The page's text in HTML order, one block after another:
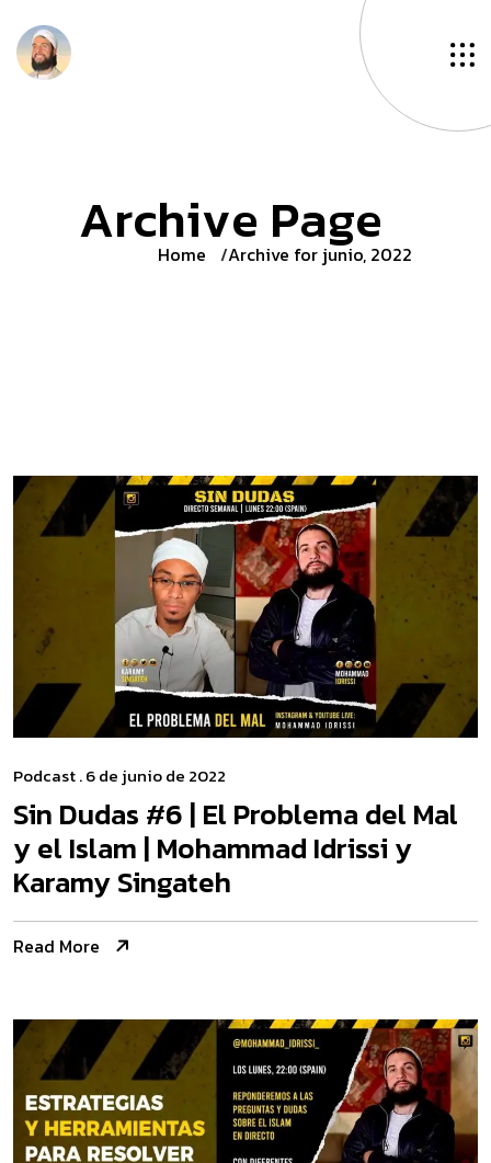
Archive Page
Home Archive for junio, 2022
Podcast. 6 de junio de 2022
Sin Dudas #6 | El Problema del Mal
y el Islam | Mohammad Idrissi y
Karamy Singateh
Read More